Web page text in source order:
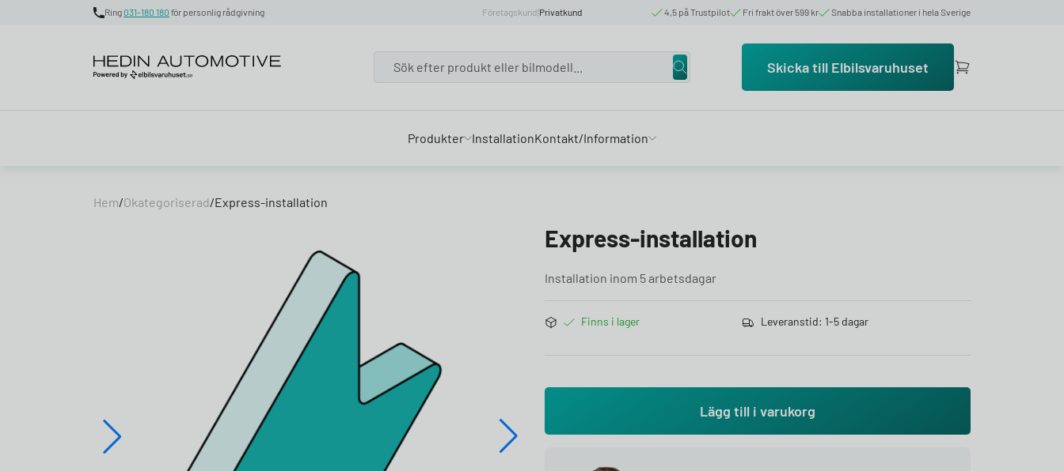
Ring031-180 180 för personlig rådgivning Företagskund|Privatkund 4,5 på Trustpilot Fri frakt över 599 kr Snabba installationer i hela Sverige
Skicka till Elbilsvaruhuset
Produkter InstallationKontakt/Information
Hem/Okategoriserad/Express-installation
Express-installation
Installation inom 5 arbetsdagar
Finns i lager Leveranstid: 1-5 dagar
Lägg till i varukorg